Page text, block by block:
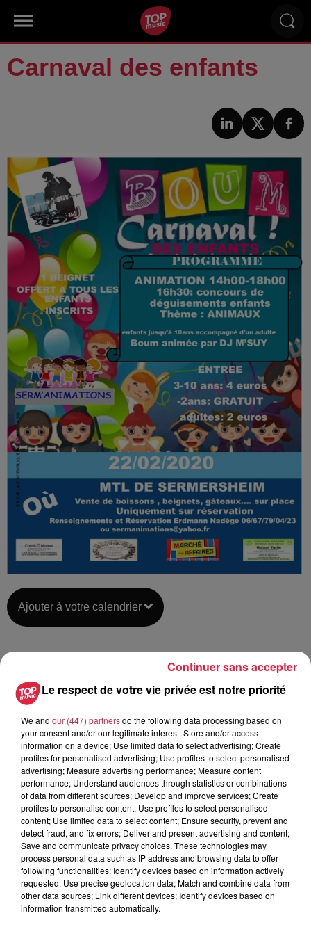
Carnaval des enfants
Ajouter à votre calendrier
22 février 2020 à 0h00
au22 février 2020 à 0h00
Lieu SERMERSHEIM (67)
Organisateur
ERDMANN
0667790423
sermanimations@yahoo.fr
Tarif Gratuit
Le respect de votre vie privée est notre priorité
We and our (447) partnersdo the following data processing based on
your consent and/or our legitimate interest: Store and/or access
information on a device; Use limited data to select advertising; Create
profiles for personalised advertising; Use profiles to select personalised
advertising; Measure advertising performance; Measure content
performance; Understand audiences through statistics or combinations
of data from different sources; Develop and improve services; Create
profiles to personalise content; Use profiles to select personalised
content; Use limited data to select content; Ensure security, prevent and
detect fraud, and fix errors; Deliver and present advertising and content;
Save and communicate privacy choices. These technologies may
process personal data such as IP address and browsing data to offer
following functionalities: Identify devices based on information actively
requested; Use precise geolocation data; Match and combine data from
other data sources; Link different devices; Identify devices based on
information transmitted automatically.
Continuer sans accepter